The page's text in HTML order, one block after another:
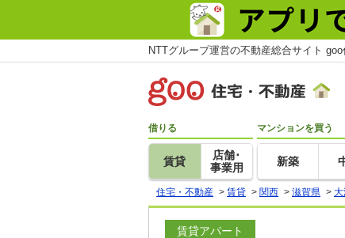
NTTグループ運営の不動産総合サイト
借りる
賃貸
店舗･
事業用
マンションを買う
新築
住宅・不動産 > 賃貸 > 関西 > 滋賀県 >
賃貸アパート